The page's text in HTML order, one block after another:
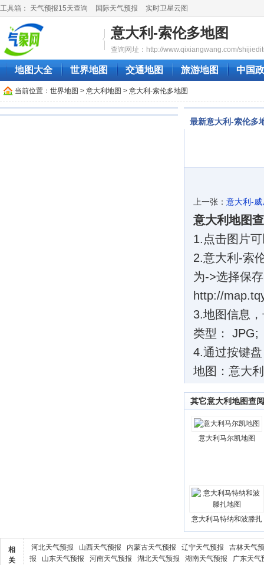
工具箱： 天气预报15天查询 国际天气预报 实时卫星云图
意大利-索伦多地图
查询网址：http://www.qixiangwang.com/
地图大全 世界地图 交通地图 旅游地图 中国
当前位置： 世界地图 > 意大利地图 > 意大利-索伦多地图
最新意大利-索伦多
上一张： 意大利-
意大利地图
1.点击图片
2.意大利-索
为->选择保
http://
3.地图信息
类型： JPG;
4.通过按键
地图：意大
其它意大利地图查阅
意大利马尔凯地图
意大利马特纳和波滕扎
相
关
河北天气预报 山西天气预报 内蒙古天气预报 辽宁天气预报
吉林天气
报
山东天气预报 河南天气预报 湖北天气预报 湖南天气预报 广东天气